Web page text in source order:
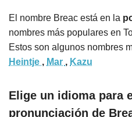
El nombre Breac está en la
nombres más populares en
Estos son algunos nombres
Heintje , Mar , Kazu
Elige un idioma para
pronunciación de